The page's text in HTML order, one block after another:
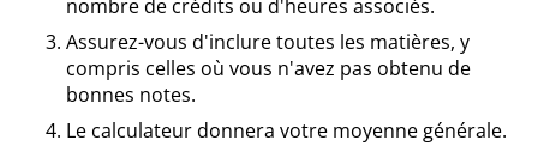
nombre de crédits ou d'heures associés.
Assurez-vous d'inclure toutes les matières, y
compris celles où vous n'avez pas obtenu de
bonnes notes.
Le calculateur donnera votre moyenne générale.